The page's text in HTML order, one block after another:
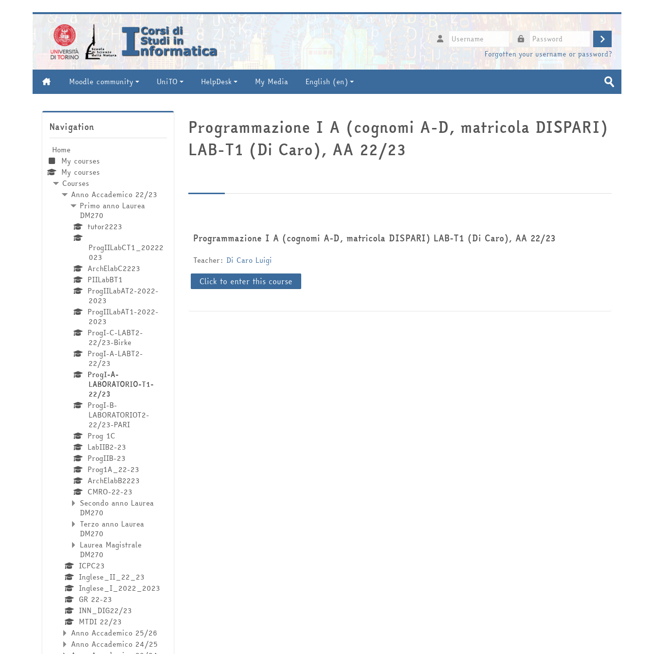
Skip to main content
Username
Password
Log
Forgotten your username or password?
Moodle community UniTO HelpDesk My Media English ‎(en)‎ Submit
Programmazione I A (cognomi A-D, matricola DISPARI)
LAB-T1 (Di Caro), AA 22/23
Programmazione I A (cognomi A-D, matricola DISPARI) LAB-T1 (Di Caro), AA 22/23
Teacher: Di Caro Luigi
Click to enter this course
Navigation
Home
My courses
My courses
Courses
Anno Accademico 22/23
Primo anno Laurea
DM270
tutor2223
ProgIILabCT1_20222
023
ArchElabC2223
PIILabBT1
ProgIILabAT2-2022-
2023
ProgIILabAT1-2022-
2023
ProgI-C-LABT2-
22/23-Birke
ProgI-A-LABT2-
22/23
ProgI-A-
LABORATORIO-T1-
22/23
ProgI-B-
LABORATORIOT2-
22/23-PARI
Prog 1C
LabIIB2-23
ProgIIB-23
Prog1A_22-23
ArchElabB2223
CMRO-22-23
Secondo anno Laurea
DM270
Terzo anno Laurea
DM270
Laurea Magistrale
DM270
ICPC23
Inglese_II_22_23
Inglese_I_2022_2023
GR 22-23
INN_DIG22/23
MTDI 22/23
Anno Accademico 25/26
Anno Accademico 24/25